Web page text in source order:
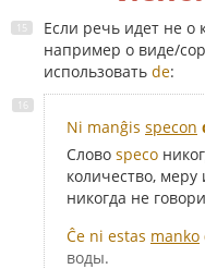
Если речь идет не о
например о виде/
использовать de:
Ni manĝis specon
Слово speco
количество,
никогда не
Ĉe ni estas manko
воды.